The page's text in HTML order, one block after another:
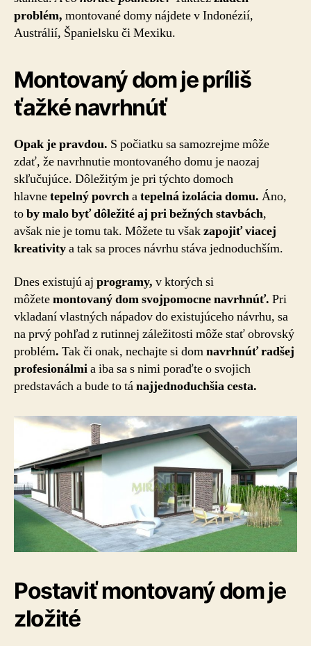
problém, montované domy nájdete v Indonézií,
Austrálií, Španielsku či Mexiku.
Montovaný dom je príliš
ťažké navrhnúť
Opak je pravdou. S počiatku sa samozrejme môže
zdať, že navrhnutie montovaného domu je naozaj
skľučujúce. Dôležitým je pri týchto domoch
hlavnetepelný povrchatepelná izolácia domu. Áno,
toby malo byť dôležité aj pri bežných stavbách,
avšak nie je tomu tak. Môžete tu všakzapojiť viacej
kreativitya tak sa proces návrhu stáva jednoduchším.
Dnes existujú aj programy, v ktorých si
môžetemontovaný dom svojpomocne navrhnúť. Pri
vkladaní vlastných nápadov do existujúceho návrhu, sa
na prvý pohľad z rutinnej záležitosti môže stať obrovský
problém. Tak či onak, nechajte si domnavrhnúť radšej
profesionálmia iba sa s nimi poraďte o svojich
predstavách a bude to tánajjednoduchšia cesta.
Postaviť montovaný dom je
zložité